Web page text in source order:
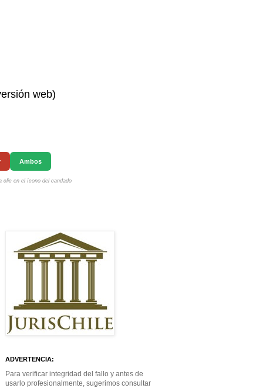
web)
Ambos
clic en el ícono del candado
ADVERTENCIA:
Para verificar integridad del fallo y antes de
usarlo profesionalmente, sugerimos consultar